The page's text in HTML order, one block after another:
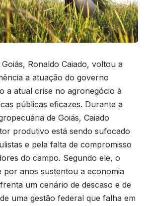
Ronaldo Caiado, voltou a
a atuação do governo
a atual crise no agronegócio à
públicas eficazes. Durante a
de Goiás, Caiado
produtivo está sendo sufocado
e pela falta de compromisso
do campo. Segundo ele, o
por anos sustentou a economia
um cenário de descaso e de
uma gestão federal que falha em